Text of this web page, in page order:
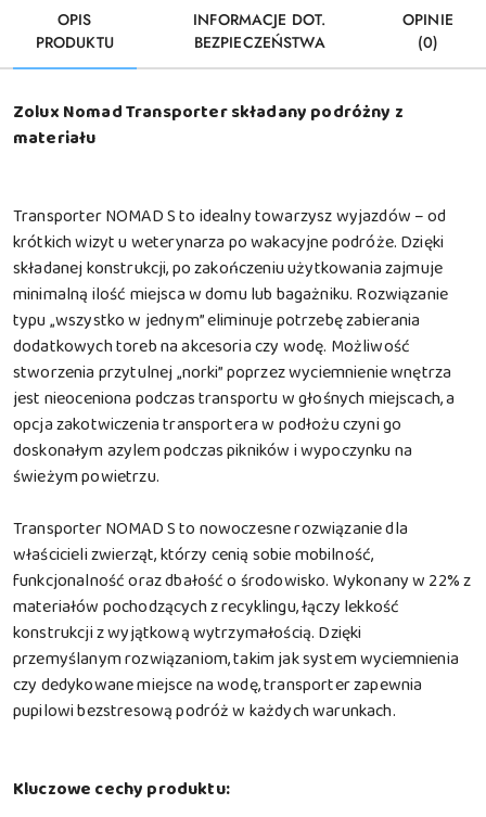
OPIS
PRODUKTU
INFORMACJE DOT.
BEZPIECZEŃSTWA
OPINIE
(0)
Zolux Nomad Transporter składany podróżny z
materiału
Transporter NOMAD S to idealny towarzysz wyjazdów – od
krótkich wizyt u weterynarza po wakacyjne podróże. Dzięki
składanej konstrukcji, po zakończeniu użytkowania zajmuje
minimalną ilość miejsca w domu lub bagażniku. Rozwiązanie
typu „wszystko w jednym” eliminuje potrzebę zabierania
dodatkowych toreb na akcesoria czy wodę. Możliwość
stworzenia przytulnej „norki” poprzez wyciemnienie wnętrza
jest nieoceniona podczas transportu w głośnych miejscach, a
opcja zakotwiczenia transportera w podłożu czyni go
doskonałym azylem podczas pikników i wypoczynku na
świeżym powietrzu.
Transporter NOMAD S to nowoczesne rozwiązanie dla
właścicieli zwierząt, którzy cenią sobie mobilność,
funkcjonalność oraz dbałość o środowisko. Wykonany w 22% z
materiałów pochodzących z recyklingu, łączy lekkość
konstrukcji z wyjątkową wytrzymałością. Dzięki
przemyślanym rozwiązaniom, takim jak system wyciemnienia
czy dedykowane miejsce na wodę, transporter zapewnia
pupilowi bezstresową podróż w każdych warunkach.
Kluczowe cechy produktu: